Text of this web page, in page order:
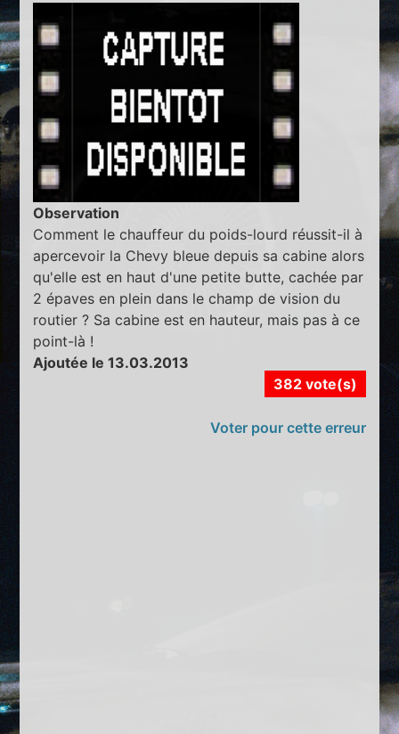
Observation
Comment le chauffeur du poids-lourd réussit-il à
apercevoir la Chevy bleue depuis sa cabine alors
qu'elle est en haut d'une petite butte, cachée par
2 épaves en plein dans le champ de vision du
routier ? Sa cabine est en hauteur, mais pas à ce
point-là !
Ajoutée le 13.03.2013
382 vote(s)
Voter pour cette erreur